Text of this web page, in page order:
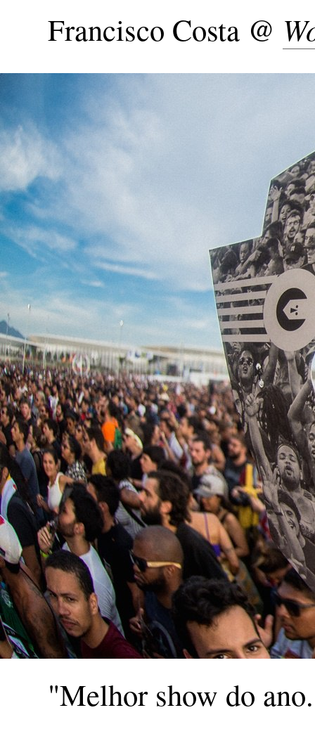
Francisco Costa @
"Melhor show do